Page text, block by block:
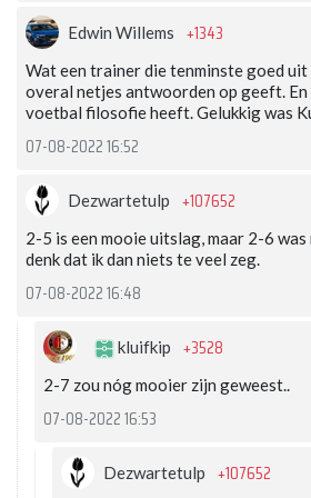
Edwin Willems +1343
Wat een trainer die tenminste goed uit
overal netjes antwoorden op geeft. En
voetbal filosofie heeft. Gelukkig was
07-08-2022 16:52
Dezwartetulp +107652
2-5 is een mooie uitslag, maar 2-6
denk dat ik dan niets te veel zeg.
07-08-2022 16:48
kluifkip +3528
2-7 zou nóg mooier zijn geweest..
07-08-2022 16:53
Dezwartetulp +107652